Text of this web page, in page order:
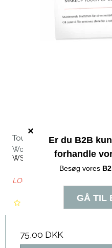
Touch-Up Blotting Film
Wonderstripes
WS18
LOG IN FOR B2B PRIS
75,00 DKK